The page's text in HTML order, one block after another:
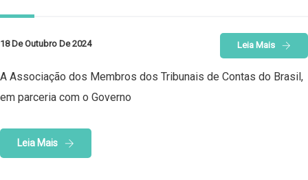
18 De Outubro De 2024 Leia Mais
A Associação dos Membros dos Tribunais de Contas do Brasil,
em parceria com o Governo
Leia Mais